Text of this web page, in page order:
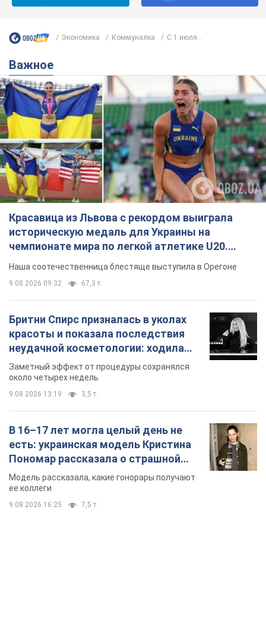
Экономика Коммуналка С 1 июля...
Важное
Красавица из Львова с рекордом выиграла
историческую медаль для Украины на
чемпионате мира по легкой атлетике U20.
Видео
Наша соотечественница блестяще выступила в Орегоне
9.08.2026 09:32 67,3 т.
Бритни Спирс призналась в уколах
красоты и показала последствия
неудачной косметологии: ходила
так почти месяц
Заметный эффект от процедуры сохранялся
около четырех недель
9.08.2026 13:19 3,5 т.
В 16–17 лет могла целый день не
есть: украинская модель Кристина
Пономар рассказала о страшной
стороне модельной карьеры
Модель рассказала, какие гонорары получают
ее коллеги
9.08.2026 16:25 7,5 т.